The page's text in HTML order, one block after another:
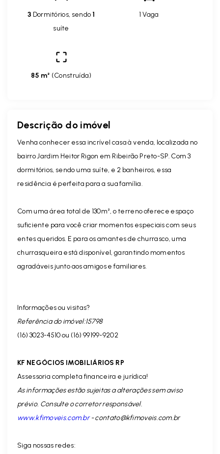
3 Dormitórios, sendo1
suíte
1 Vaga
85 m² (Construída)
Descrição do imóvel
Venha conhecer essa incrível casa à venda, localizada no
bairro Jardim Heitor Rigon em Ribeirão Preto-SP. Com 3
dormitórios, sendo uma suíte, e 2 banheiros, essa
residência é perfeita para a sua família.
Com uma área total de 130m², o terreno oferece espaço
suficiente para você criar momentos especiais com seus
entes queridos. E para os amantes de churrasco, uma
churrasqueira está disponível, garantindo momentos
agradáveis junto aos amigos e familiares.
Informações ou visitas?
Referência do imóvel:15798
(16) 3023-4510 ou (16) 99199-9202
KF NEGÓCIOS IMOBILIÁRIOS RP
Assessoria completa financeira e jurídica!
As informações estão sujeitas a alterações sem aviso
prévio. Consulte o corretor responsável.
www.kfimoveis.com.br-contato@kfimoveis.com.br
Siga nossas redes: